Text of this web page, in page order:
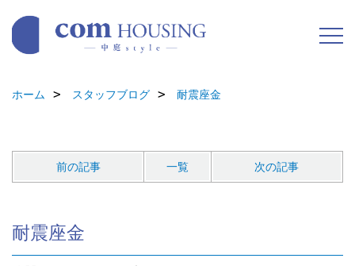
ホーム スタッフブログ 耐震座金
前の記事 一覧 次の記事
耐震座金